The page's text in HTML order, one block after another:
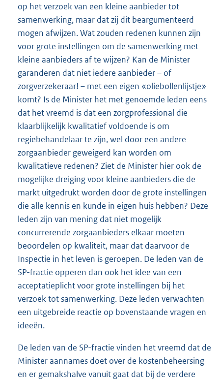
op het verzoek van een kleine aanbieder tot
samenwerking, maar dat zij dit beargumenteerd
mogen afwijzen. Wat zouden redenen kunnen zijn
voor grote instellingen om de samenwerking met
kleine aanbieders af te wijzen? Kan de Minister
garanderen dat niet iedere aanbieder – of
zorgverzekeraar! – met een eigen «oliebollenlijstje»
komt? Is de Minister het met genoemde leden eens
dat het vreemd is dat een zorgprofessional die
klaarblijkelijk kwalitatief voldoende is om
regiebehandelaar te zijn, wel door een andere
zorgaanbieder geweigerd kan worden om
kwalitatieve redenen? Ziet de Minister hier ook de
mogelijke dreiging voor kleine aanbieders die de
markt uitgedrukt worden door de grote instellingen
die alle kennis en kunde in eigen huis hebben? Deze
leden zijn van mening dat niet mogelijk
concurrerende zorgaanbieders elkaar moeten
beoordelen op kwaliteit, maar dat daarvoor de
Inspectie in het leven is geroepen. De leden van de
SP-fractie opperen dan ook het idee van een
acceptatieplicht voor grote instellingen bij het
verzoek tot samenwerking. Deze leden verwachten
een uitgebreide reactie op bovenstaande vragen en
ideeën.
De leden van de SP-fractie vinden het vreemd dat de
Minister aannames doet over de kostenbeheersing
en er gemakshalve vanuit gaat dat bij de verdere